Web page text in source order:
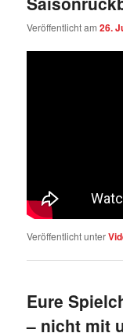
Veröffentlicht am26.
Veröffentlicht unter
Eure
– nicht mit